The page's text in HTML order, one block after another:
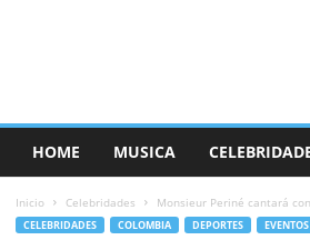
HOME MUSICA
Inicio Celebridades Monsieur Periné cantará
CELEBRIDADES COLOMBIA DEPORTES EVENTOS